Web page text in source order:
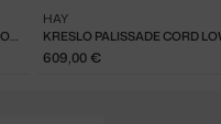
PALISSADE LOUNGE CHAIR LOW, SKY GREY
HAY
609,00 €